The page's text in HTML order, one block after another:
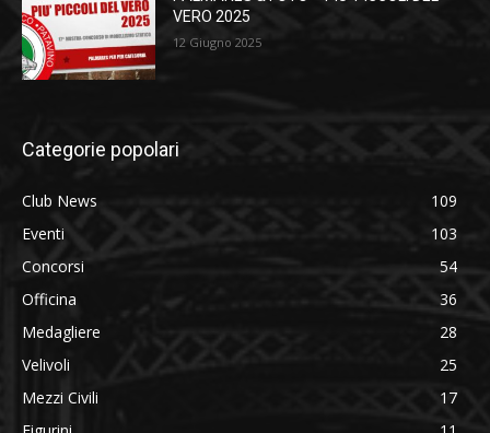
VERO 2025
12 Giugno 2025
Categorie popolari
Club News
109
Eventi
103
Concorsi
54
Officina
36
Medagliere
28
Velivoli
25
Mezzi Civili
17